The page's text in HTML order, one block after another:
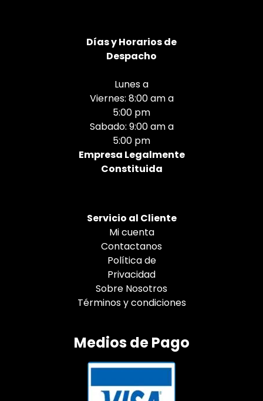
Díasy Horarios de
Despacho
Lunes a
Viernes: 8:00 am a
5:00 pm
Sabado: 9:00 am a
5:00 pm
Empresa Legalmente
Constituida
Servicio al Cliente
Mi cuenta
Contactanos
Política de
Privacidad
Sobre Nosotros
Términos y condiciones
Medios de Pago